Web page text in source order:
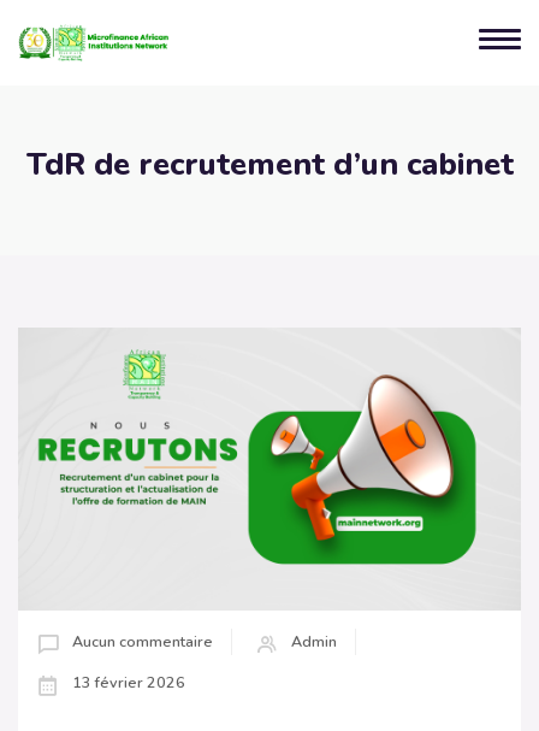
TdR de recrutement d’un cabinet
Aucun commentaire
Admin
13 février 2026